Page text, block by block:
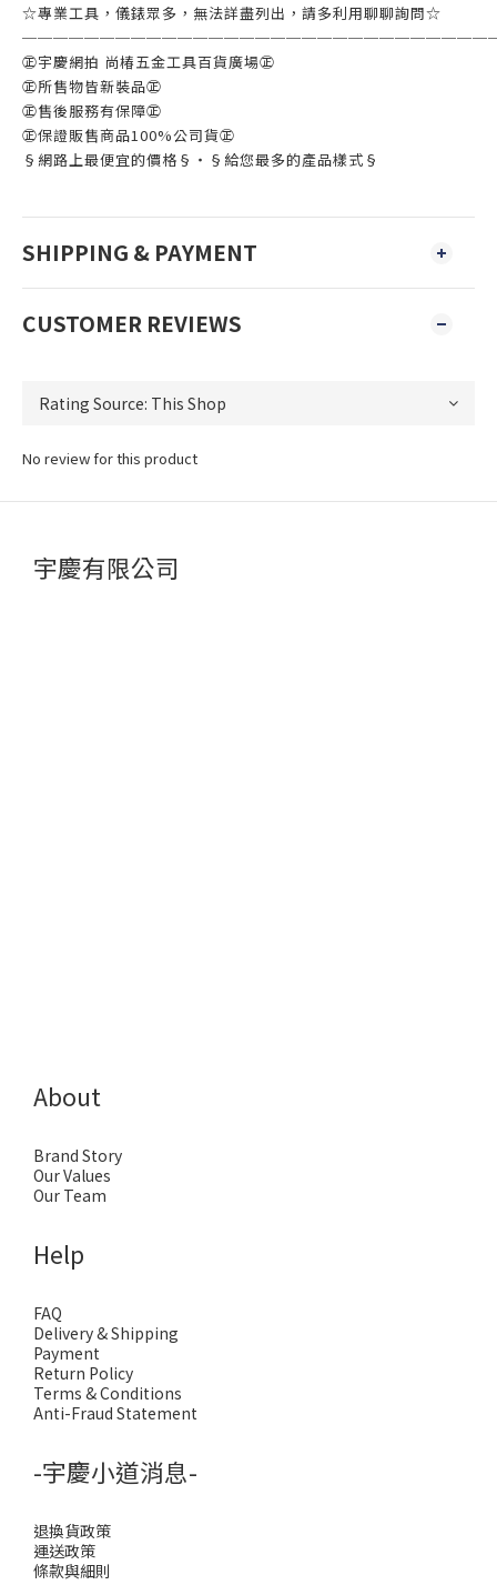
☆專業工具，儀錶眾多，無法詳盡列出，請多利用聊聊詢問☆
㊣宇慶網拍 尚椿五金工具百貨廣場㊣
㊣所售物皆新裝品㊣
㊣售後服務有保障㊣
㊣保證販售商品100%公司貨㊣
§網路上最便宜的價格§‧§給您最多的產品樣式§
SHIPPING & PAYMENT
CUSTOMER REVIEWS
No review for this product
宇慶有限公司
About
Brand Story
Our Values
Our Team
Help
FAQ
Delivery & Shipping
Payment
Return Policy
Terms & Conditions
Anti-Fraud Statement
-宇慶小道消息-
退換貨政策
運送政策
條款與細則